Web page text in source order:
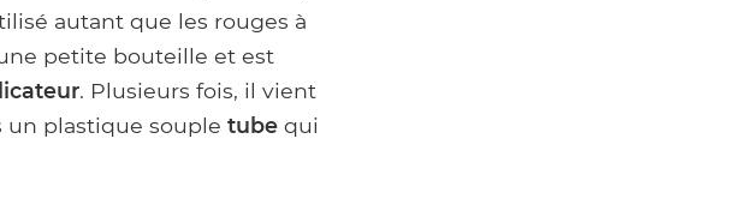
autant que les rouges à
petite bouteille et est
. Plusieurs fois, il vient
un plastique souple tube qui